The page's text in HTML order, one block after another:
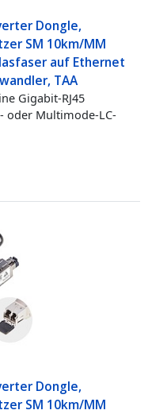
Dongle,
SM 10km/MM
auf Ethernet
TAA
Gigabit-RJ45
oder Multimode-LC-
Dongle,
SM 10km/MM